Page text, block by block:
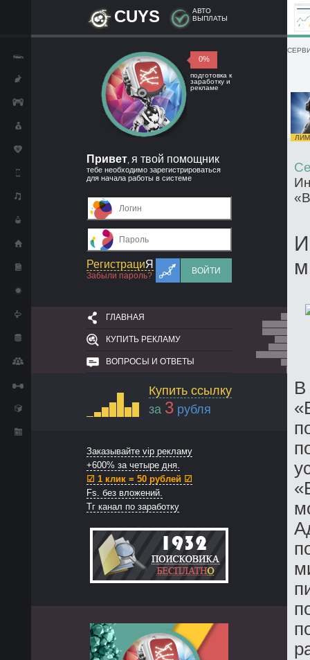
CUYS
АВТО
ВЫПЛАТЫ
0%
подготовка к
заработку и
рекламе
Привет я твой помощник
тебе необходимо зарегистрироваться
для начала работы в системе
РегистрациЯ
Забыли пароль?
ВОЙТИ
ГЛАВНАЯ
КУПИТЬ РЕКЛАМУ
ВОПРОСЫ И ОТВЕТЫ
Купить ссылку
за 3 рубля
Заказывайте vip рекламу
+600% за четыре дня.
☑ 1 клик = 50 рублей ☑
Fs. без вложений.
Тг канал по заработку
В